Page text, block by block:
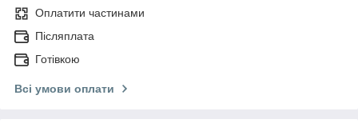
Оплатити частинами
Післяплата
Готівкою
Всі умови оплати